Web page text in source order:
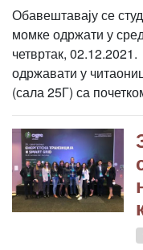
Обавештавају се
момке одржати у
четвртак,
одржавати у
(сала 25Г) са